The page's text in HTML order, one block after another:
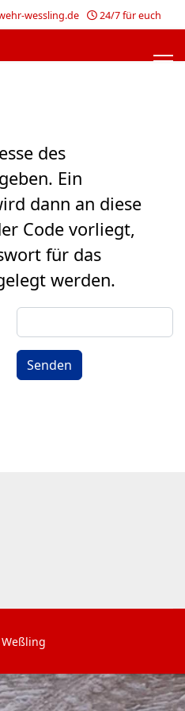
wessling.de 24/7 für euch
des
Ein
dann an diese
Code vorliegt,
für das
werden.
Senden